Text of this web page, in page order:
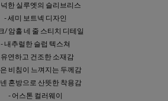
한 실루엣의 슬리브리스
- 세미 보트넥 디자인
/ 암홀 네 줄 스티치 디테일
- 내추럴한 슬럽 텍스쳐
연하고 건조한 소재감
비침이 느껴지는 두께감
혼방으로 산뜻한 착용감
- 어스톤 컬러웨이